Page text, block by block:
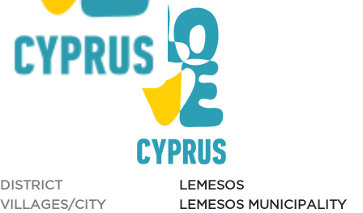
DISTRICT
LEMESOS
VILLAGES/CITY
LEMESOS MUNICIPALITY